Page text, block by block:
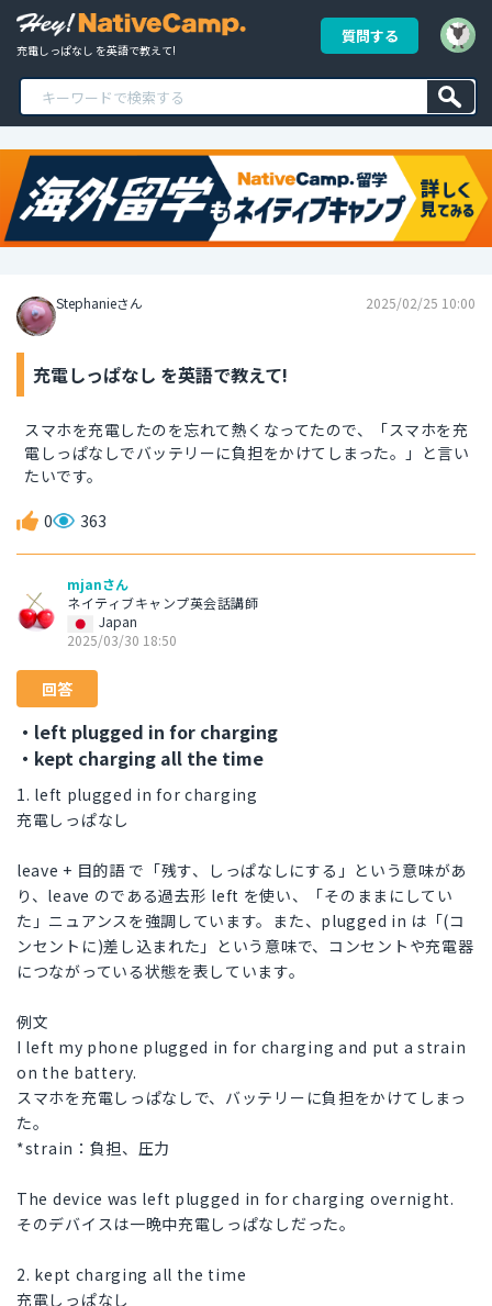
充電しっぱなし を英語で教えて!
質問する
Stephanieさん 2025/02/25 10:00
充電しっぱなし を英語で教えて!
スマホを充電したのを忘れて熱くなってたので、「スマホを充
電しっぱなしでバッテリーに負担をかけてしまった。」と言い
たいです。
0 363
mjanさん
ネイティブキャンプ英会話講師
Japan
2025/03/30 18:50
回答
・left plugged in for charging
・kept charging all the time
1. left plugged in for charging
充電しっぱなし
leave + 目的語 で「残す、しっぱなしにする」という意味があ
り、leave のである過去形 left を使い、「そのままにしてい
た」ニュアンスを強調しています。また、plugged in は「(コ
ンセントに)差し込まれた」という意味で、コンセントや充電器
につながっている状態を表しています。
例文
I left my phone plugged in for charging and put a strain
on the battery.
スマホを充電しっぱなしで、バッテリーに負担をかけてしまっ
た。
*strain：負担、圧力
The device was left plugged in for charging overnight.
そのデバイスは一晩中充電しっぱなしだった。
2. kept charging all the time
充電しっぱなし